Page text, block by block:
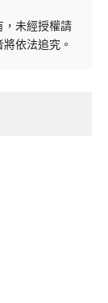
，未經授權請
依法追究。